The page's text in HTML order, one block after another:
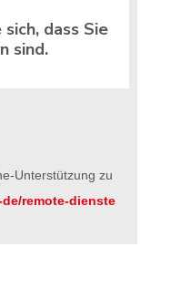
dass Sie
sind.
Unterstützung zu
remote-dienste